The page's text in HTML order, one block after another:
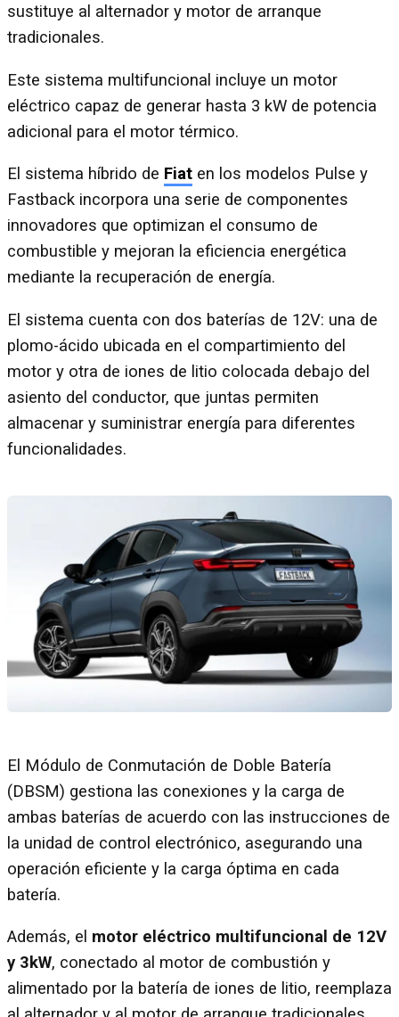
sustituye al alternador y motor de arranque
tradicionales.
Este sistema multifuncional incluye un motor
eléctrico capaz de generar hasta 3 kW de potencia
adicional para el motor térmico.
El sistema híbrido de Fiat en los modelos Pulse y
Fastback incorpora una serie de componentes
innovadores que optimizan el consumo de
combustible y mejoran la eficiencia energética
mediante la recuperación de energía.
El sistema cuenta con dos baterías de 12V: una de
plomo-ácido ubicada en el compartimiento del
motor y otra de iones de litio colocada debajo del
asiento del conductor, que juntas permiten
almacenar y suministrar energía para diferentes
funcionalidades.
El Módulo de Conmutación de Doble Batería
(DBSM) gestiona las conexiones y la carga de
ambas baterías de acuerdo con las instrucciones de
la unidad de control electrónico, asegurando una
operación eficiente y la carga óptima en cada
batería.
Además, el motor eléctrico multifuncional de 12V
y 3kW, conectado al motor de combustión y
alimentado por la batería de iones de litio, reemplaza